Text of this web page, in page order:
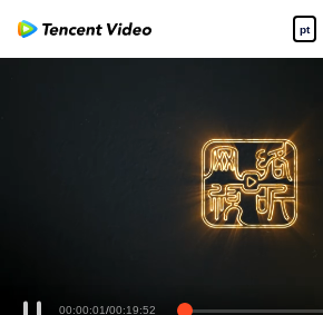
pt
Desfrute de séries em alta definição e
00:00:01/00:19:52